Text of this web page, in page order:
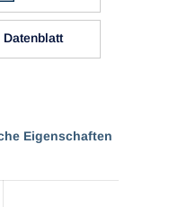
Datenblatt
Eigenschaften